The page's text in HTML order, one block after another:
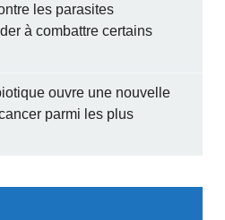
les parasites
à combattre certains
ouvre une nouvelle
parmi les plus